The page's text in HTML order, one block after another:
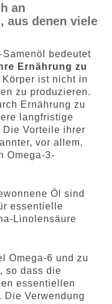
an
aus denen viele
bedeutet
Ernährung zu
ist nicht in
zu produzieren.
Ernährung zu
langfristige
Vorteile ihrer
vor allem,
Omega-3-
Öl sind
essentielle
Linolensäure
Omega-6 und zu
so dass die
essentiellen
Die Verwendung